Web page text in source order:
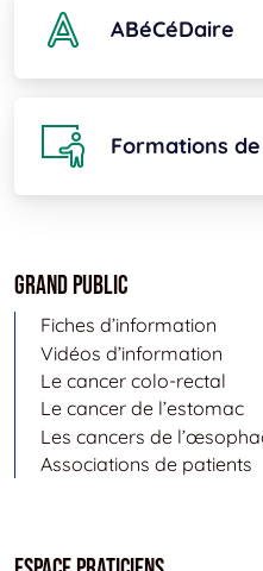
ABéCéDaire
Formations de
Grand public
Fiches d’information
Vidéos d’information
Le cancer colo-rectal
Le cancer de l’estomac
Les cancers de
Associations de patients